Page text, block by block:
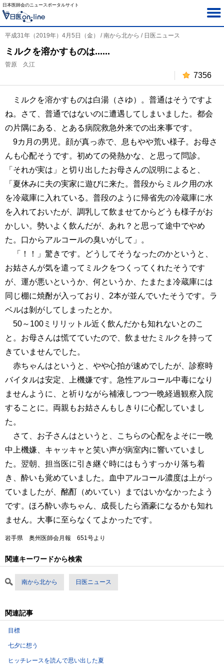
日本医師会のニュースポータルサイト
平成31年（2019年）4月5日（金） / 南から北から / 日医ニュース
ミルクを溶かすものは......
菅原 久江
7356
ミルクを溶かすものは白湯（さゆ）。普通はそうですよ
ね。さて、普通ではないのに遭遇してしまいました。都会
の片隅にある、とある病院救急外来での出来事です。
9カ月の男児。顔が真っ赤で、息もやや荒い様子。お母さ
んも心配そうです。初めての発熱かな、と思って問診。
「それが実は」と切り出したお母さんの説明によると、
「夏休みに夫の実家に遊びに来た。普段からミルク用の水
を冷蔵庫に入れている。普段のように帰省先の冷蔵庫に水
を入れておいたが、調乳して飲ませてからどうも様子がお
かしい。勢いよく飲んだが、あれ？と思って途中でやめ
た。口からアルコールの臭いがして」。
「！！」驚きです。どうしてそうなったのかというと、
お姑さんが気を遣ってミルクをつくってくれたそうです
が、運が悪いというか、何というか、たまたま冷蔵庫には
同じ棚に焼酎が入っており、2本が並んでいたそうです。ラ
ベルは剝がしてしまったとか。
50～100ミリリットル近く飲んだかも知れないとのこ
と。お母さんは慌てていたので、飲ませたミルクを持って
きていませんでした。
赤ちゃんはというと、やや心拍が速めでしたが、診察時
バイタルは安定、上機嫌です。急性アルコール中毒になり
ませんように、と祈りながら補液しつつ一晩経過観察入院
することに。両親もお姑さんもしきりに心配していまし
た。
さて、お子さんはというと、こちらの心配をよそに一晩
中上機嫌、キャッキャと笑い声が病室内に響いていまし
た。翌朝、担当医に引き継ぐ時にはもうすっかり落ち着
き、酔いも覚めていました。血中アルコール濃度は上がっ
ていましたが、酩酊（めいてい）まではいかなかったよう
です。ほろ酔い赤ちゃん、成長したら酒豪になるかも知れ
ません。大事に至らなくてよかったです。
岩手県 奥州医師会月報 651号より
関連キーワードから検索
南から北から 日医ニュース
関連記事
目標
七夕に想う
ヒッチレースを読んで思い出した夏